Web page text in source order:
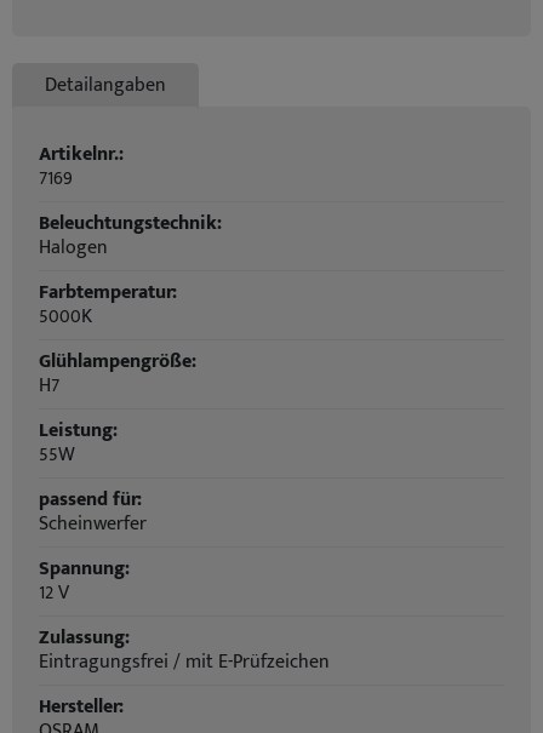
Detailangaben
Artikelnr.:
7169
Beleuchtungstechnik:
Halogen
Farbtemperatur:
5000K
Glühlampengröße:
H7
Leistung:
55W
passend für:
Scheinwerfer
Spannung:
12 V
Zulassung:
Eintragungsfrei / mit E-Prüfzeichen
Hersteller: